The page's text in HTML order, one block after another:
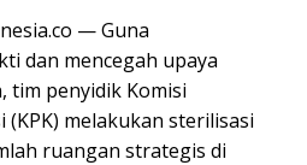
— Guna
dan mencegah upaya
tim penyidik Komisi
melakukan sterilisasi
ruangan strategis di